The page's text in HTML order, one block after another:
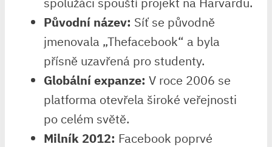
Původní název: Síť se původně
jmenovala „Thefacebook“ a byla
přísně uzavřená pro studenty.
Globální expanze: V roce 2006 se
platforma otevřela široké veřejnosti
po celém světě.
Milník 2012: Facebook poprvé